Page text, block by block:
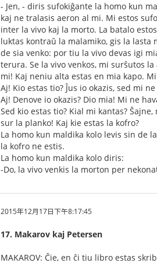
- Jen, - diris sufokiĝante la homo kun
kaj ne tralasis aeron al mi. Mi estos
inter la vivo kaj la morto. La batalo
luktas kontraŭ la malamiko, gis la lasta
de sia venko: por tiu la vivo devas igi
terura. Se la vivo venkos, mi surŝutos
mi! Kaj neniu alta estas en mia kapo.
Aj! Kio estas tio? Ĵus io okazis, sed mi
Aj! Denove io okazis? Dio mia! Mi ne
Sed kio estas tio? Kial mi kantas?
sur la planko! Kaj kie estas la kofro?
La homo kun maldika kolo levis sin de
la kofro ne estis.
La homo kun maldika kolo diris:
-Do, la vivo venkis la morton per
2015年12月17日下午8:17:45
17. Makarov kaj Petersen
MAKAROV: Ĉie, en ĉi tiu libro estas